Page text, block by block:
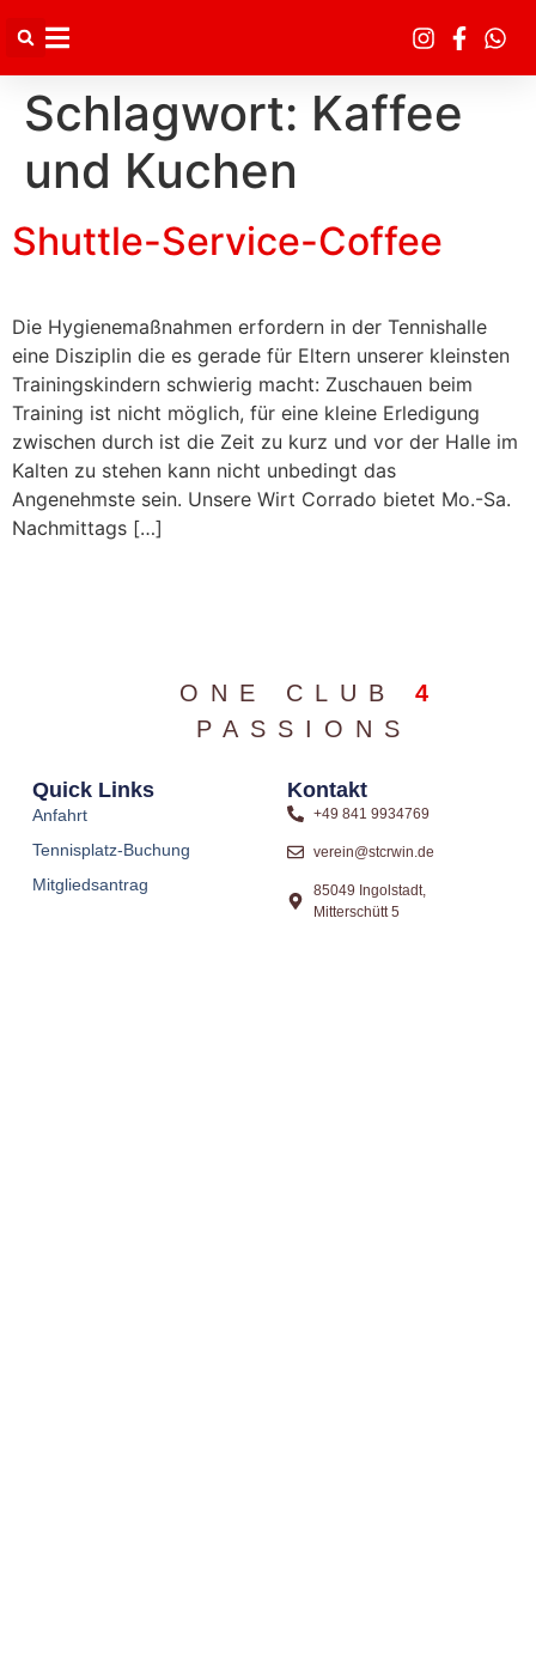
springen
Schlagwort: Kaffee
und Kuchen
Shuttle-Service-Coffee
Die Hygienemaßnahmen erfordern in der Tennishalle
eine Disziplin die es gerade für Eltern unserer kleinsten
Trainingskindern schwierig macht: Zuschauen beim
Training ist nicht möglich, für eine kleine Erledigung
zwischen durch ist die Zeit zu kurz und vor der Halle im
Kalten zu stehen kann nicht unbedingt das
Angenehmste sein. Unsere Wirt Corrado bietet Mo.-Sa.
Nachmittags […]
ONE CLUB
4
PASSIONS
Quick Links
Anfahrt
Tennisplatz-Buchung
Mitgliedsantrag
Kontakt
+49 841 9934769
verein@stcrwin.de
85049 Ingolstadt,
Mitterschütt 5